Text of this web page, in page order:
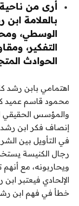
أرى من
بالعلامة
الوسطي،
التفكير،
الحوادث
اهتمامي بابن رشد
محمود قاسم عميد
والمؤسس الحقيقي
إنصاف فكر ابن
في التأويل بين
رجال الكنيسة
ويحاربونه، مع أنهم
الإلحادي فيعتبر
خطأ في فهم ابن